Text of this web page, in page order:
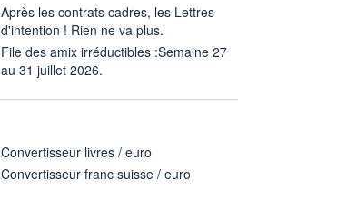
Après les contrats cadres, les Lettres
d'intention ! Rien ne va plus.
File des amix irréductibles :Semaine 27
au 31 juillet 2026.
Convertisseur livres / euro
Convertisseur franc suisse / euro